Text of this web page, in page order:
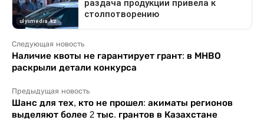
Следующая новость
Наличие квоты не гарантирует грант: в МНВО
раскрыли детали конкурса
Предыдущая новость
Шанс для тех, кто не прошел: акиматы регионов
выделяют более 2 тыс. грантов в Казахстане